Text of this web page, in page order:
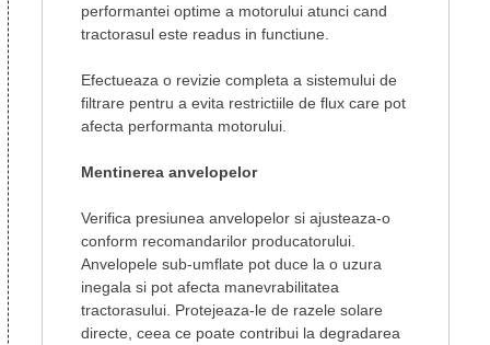
performantei optime a motorului atunci cand
tractorasul este readus in functiune.
Efectueaza o revizie completa a sistemului de
filtrare pentru a evita restrictiile de flux care pot
afecta performanta motorului.
Mentinerea anvelopelor
Verifica presiunea anvelopelor si ajusteaza-o
conform recomandarilor producatorului.
Anvelopele sub-umflate pot duce la o uzura
inegala si pot afecta manevrabilitatea
tractorasului. Protejeaza-le de razele solare
directe, ceea ce poate contribui la degradarea